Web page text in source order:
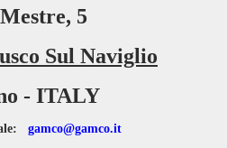
5
Sul Naviglio
- ITALY
gamco@gamco.it